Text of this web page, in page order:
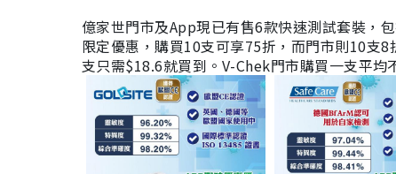
億家世門市及App現已有售6款快速測試套裝，
限定優惠，購買10支可享75折，而門市則10支
支只需$18.6就買到。V-Chek門市購買一支平均